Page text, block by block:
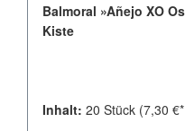
Balmoral »Añejo XO
Kiste
Inhalt: 20 Stück (7,30